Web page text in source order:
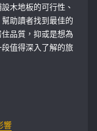
木地板的可行性、
助讀者找到最佳的
品質，抑或是想為
值得深入了解的旅
響